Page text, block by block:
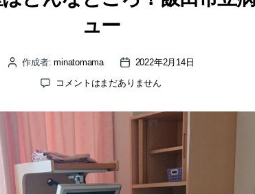
ュー
投 作成者:minatomama
投
日
2022年2月14日
飯
の
個
室
コメントはまだありません